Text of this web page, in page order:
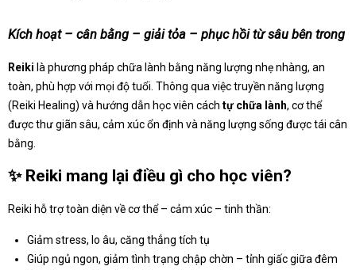
Kích hoạt – cân bằng – giải tỏa – phục hồi từ sâu bên trong
Reiki là phương pháp chữa lành bằng năng lượng nhẹ nhàng, an
toàn, phù hợp với mọi độ tuổi. Thông qua việc truyền năng lượng
(Reiki Healing) và hướng dẫn học viên cách tự chữa lành, cơ thể
được thư giãn sâu, cảm xúc ổn định và năng lượng sống được tái cân
bằng.
✨ Reiki mang lại điều gì cho học viên?
Reiki hỗ trợ toàn diện về cơ thể – cảm xúc – tinh thần:
Giảm stress, lo âu, căng thẳng tích tụ
Giúp ngủ ngon, giảm tình trạng chập chờn – tỉnh giấc giữa đêm